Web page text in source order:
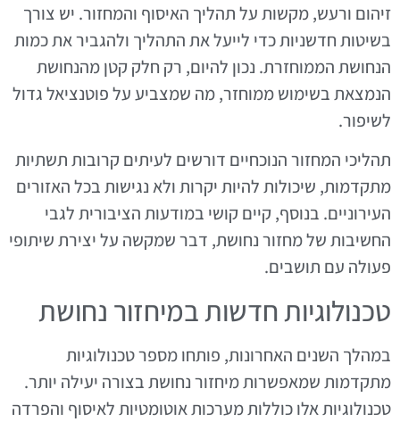
זיהום ורעש, מקשות על תהליך האיסוף והמחזור. יש צורך
בשיטות חדשניות כדי לייעל את התהליך ולהגביר את כמות
הנחושת הממוחזרת. נכון להיום, רק חלק קטן מהנחושת
הנמצאת בשימוש ממוחזר, מה שמצביע על פוטנציאל גדול
לשיפור.
תהליכי המחזור הנוכחיים דורשים לעיתים קרובות תשתיות
מתקדמות, שיכולות להיות יקרות ולא נגישות בכל האזורים
העירוניים. בנוסף, קיים קושי במודעות הציבורית לגבי
החשיבות של מחזור נחושת, דבר שמקשה על יצירת שיתופי
פעולה עם תושבים.
טכנולוגיות חדשות במיחזור נחושת
במהלך השנים האחרונות, פותחו מספר טכנולוגיות
מתקדמות שמאפשרות מיחזור נחושת בצורה יעילה יותר.
טכנולוגיות אלו כוללות מערכות אוטומטיות לאיסוף והפרדה